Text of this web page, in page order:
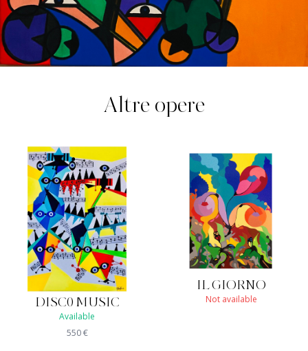
Altre opere
DISC0 MUSIC
Available
550€
IL GIORNO
Not available